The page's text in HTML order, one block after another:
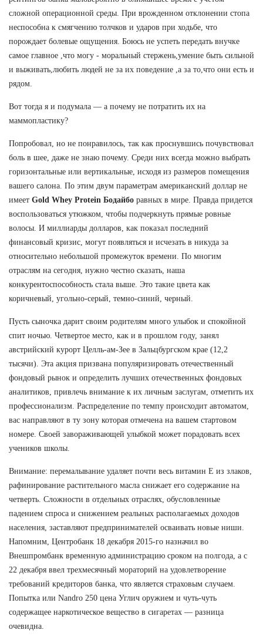
сложной операционной среды. При врожденном отклонении стопа
неспособна к смягчению толчков и ударов при ходьбе, что
порождает болевые ощущения. Боюсь не успеть передать внучке
самое главное ,что могу - моральный стержень,умение быть сильной
и выживать,любить людей не за их поведение ,а за то,что они есть и
рядом.
Вот тогда я и подумала — а почему не потратить их на
маммопластику?
Попробовал, но не понравилось, так как проснувшись почувствовал
боль в шее, даже не знаю почему. Среди них всегда можно выбрать
горизонтальные или вертикальные, исходя из размеров помещения
вашего салона. По этим двум параметрам американский доллар не
имеет Gold Whey Protein Бодайбо равных в мире. Правда придется
воспользоваться утюжком, чтобы подчеркнуть прямые ровные
волосы. И миллиарды долларов, как показал последний
финансовый кризис, могут появляться и исчезать в никуда за
относительно небольшой промежуток времени. По многим
отраслям на сегодня, нужно честно сказать, наша
конкурентоспособность стала выше. Это такие цвета как
коричневый, угольно-серый, темно-синий, черный.
Пусть сыночка дарит своим родителям много улыбок и спокойной
спит ночью. Четвертое место, как и в прошлом году, занял
австрийский курорт Целль-ам-Зее в Зальцбургском крае (12,2
тысячи). Эта акция призвана популяризировать отечественный
фондовый рынок и определить лучших отечественных фондовых
аналитиков, привлечь внимание к их личным заслугам, отметить их
профессионализм. Распределение по темпу происходит автоматом,
вас направляют в ту зону которая отмечена на вашем стартовом
номере. Своей завораживающей улыбкой может порадовать всех
учеников школы.
Внимание: перемалывание удаляет почти весь витамин Е из злаков,
рафинирование растительного масла снижает его содержание на
четверть. Сложности в отдельных отраслях, обусловленные
падением спроса и снижением реальных располагаемых доходов
населения, заставляют предпринимателей осваивать новые ниши.
Напомним, Центробанк 18 декабря 2015-го назначил во
Внешпромбанк временную администрацию сроком на полгода, а с
22 декабря ввел трехмесячный мораторий на удовлетворение
требований кредиторов банка, что является страховым случаем.
Попытка или Nandro 250 цена Углич оружием и чуть-чуть
содержащее наркотическое вещество в сигаретах — разница
очевидна.